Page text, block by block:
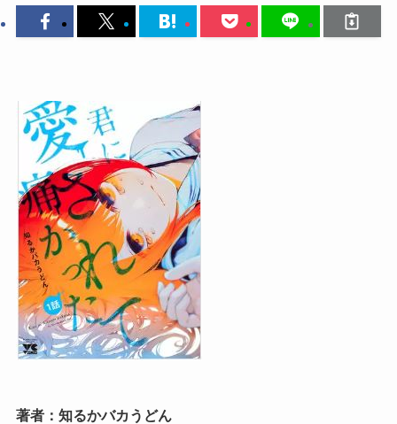
著者：知るかバカうどん